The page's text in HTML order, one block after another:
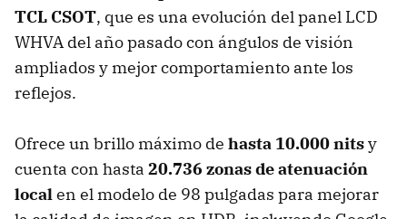
TCL CSOT, que es una evolución del panel LCD
WHVA del año pasado con ángulos de visión
ampliados y mejor comportamiento ante los
reflejos.
Ofrece un brillo máximo de hasta 10.000 nitsy
cuenta con hasta 20.736 zonas de atenuación
localen el modelo de 98 pulgadas para mejorar